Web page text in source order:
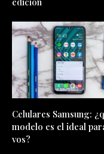
Celulares Samsung:
modelo es el ideal
vos?